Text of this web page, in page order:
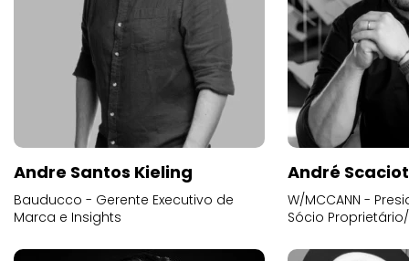
Andre Santos Kieling
Bauducco - Gerente Executivo de
Marca e Insights
André
W/MCCANN -
Sócio